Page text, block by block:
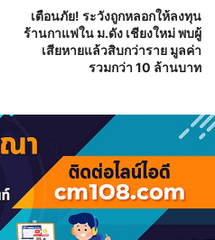
เตือนภัย! ระวังถูกหลอกให้ลงทุน
ร้านกาแฟใน ม.ดัง เชียงใหม่ พบผู้
เสียหายแล้วสิบกว่าราย มูลค่า
รวมกว่า 10 ล้านบาท